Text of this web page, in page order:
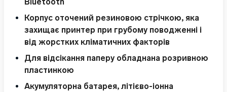
Bluetooth
Корпус оточений резиновою стрічкою, яка
захищає принтер при грубому поводженні і
від жорстких кліматичних факторів
Для відсікання паперу обладнана розривною
пластинкою
Акумуляторна батарея, літієво-іонна